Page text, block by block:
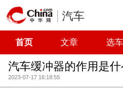
汽车
首页 文章 选车
汽车缓冲器的作用是什
2023-07-17 16:18:55